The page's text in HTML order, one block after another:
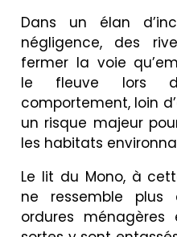
Dans un élan
négligence, des
fermer la voie
le fleuve lors
comportement, loin
un risque majeur
les habitats
Le lit du Mono, à
ne ressemble
ordures